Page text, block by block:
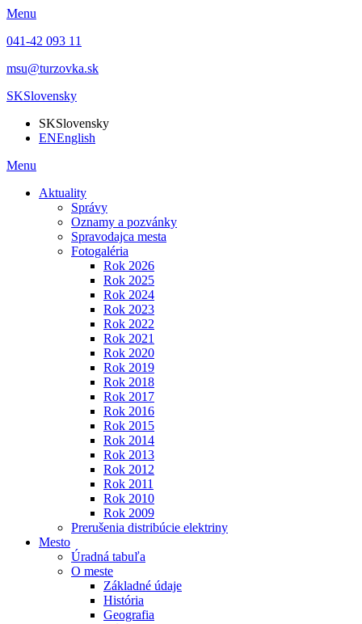
Menu
041-42 093 11
msu@turzovka.sk
SKSlovensky
SKSlovensky
ENEnglish
Menu
Aktuality
Správy
Oznamy a pozvánky
Spravodajca mesta
Fotogaléria
Rok 2026
Rok 2025
Rok 2024
Rok 2023
Rok 2022
Rok 2021
Rok 2020
Rok 2019
Rok 2018
Rok 2017
Rok 2016
Rok 2015
Rok 2014
Rok 2013
Rok 2012
Rok 2011
Rok 2010
Rok 2009
Prerušenia distribúcie elektriny
Mesto
Úradná tabuľa
O meste
Základné údaje
História
Geografia